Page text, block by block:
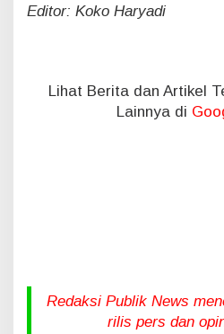
Editor: Koko Haryadi
Lihat Berita dan Artikel
Lainnya di
Redaksi Publik News
rilis pers dan